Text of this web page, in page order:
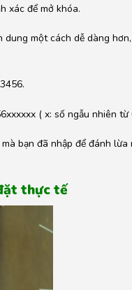
xác để mở khóa.
dung một cách dễ dàng
( x: số ngẫu nhiên từ
bạn đã nhập để đánh lừa
thực tế